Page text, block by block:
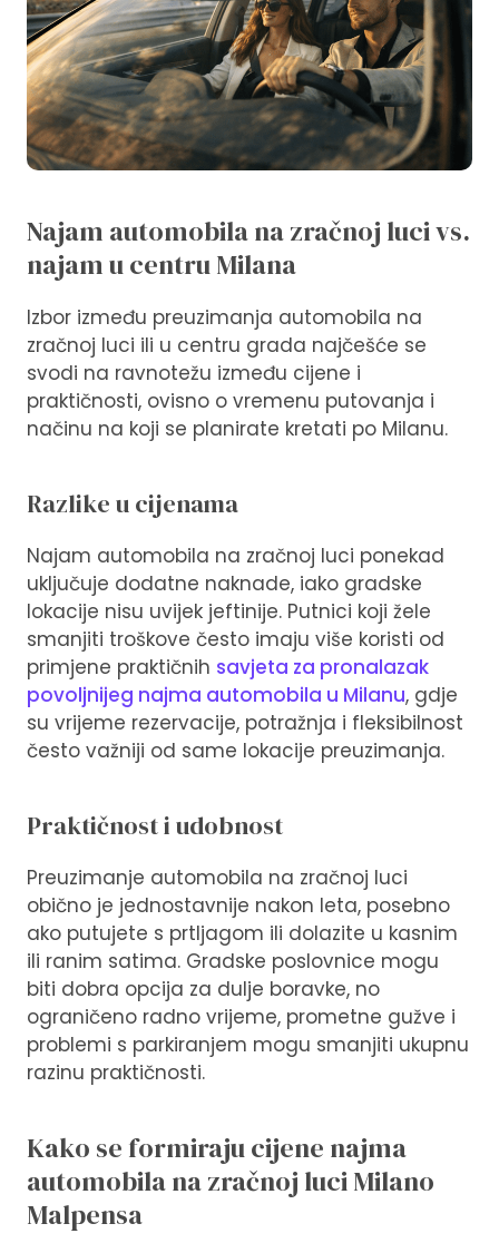
Najam automobila na zračnoj luci vs.
najam u centru Milana
Izbor između preuzimanja automobila na
zračnoj luci ili u centru grada najčešće se
svodi na ravnotežu između cijene i
praktičnosti, ovisno o vremenu putovanja i
načinu na koji se planirate kretati po Milanu.
Razlike u cijenama
Najam automobila na zračnoj luci ponekad
uključuje dodatne naknade, iako gradske
lokacije nisu uvijek jeftinije. Putnici koji žele
smanjiti troškove često imaju više koristi od
primjene praktičnih savjeta za pronalazak
povoljnijeg najma automobila u Milanu, gdje
su vrijeme rezervacije, potražnja i fleksibilnost
često važniji od same lokacije preuzimanja.
Praktičnost i udobnost
Preuzimanje automobila na zračnoj luci
obično je jednostavnije nakon leta, posebno
ako putujete s prtljagom ili dolazite u kasnim
ili ranim satima. Gradske poslovnice mogu
biti dobra opcija za dulje boravke, no
ograničeno radno vrijeme, prometne gužve i
problemi s parkiranjem mogu smanjiti ukupnu
razinu praktičnosti.
Kako se formiraju cijene najma
automobila na zračnoj luci Milano
Malpensa